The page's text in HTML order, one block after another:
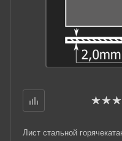
Лист стальной